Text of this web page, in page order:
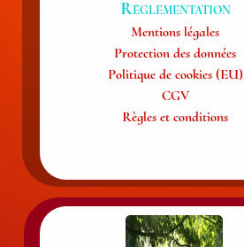
Règlementation
Mentions légales
Protection des données
Politique de cookies (EU)
CGV
Règles et conditions